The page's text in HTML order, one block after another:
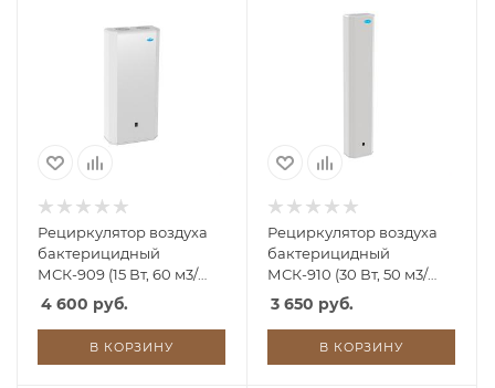
Рециркулятор воздуха
бактерицидный
МСК-909 (15 Вт, 60 м3/
час)
4 600 руб.
В КОРЗИНУ
Рециркулятор воздуха
бактерицидный
МСК-910 (30 Вт, 50 м3/
час)
3 650 руб.
В КОРЗИНУ